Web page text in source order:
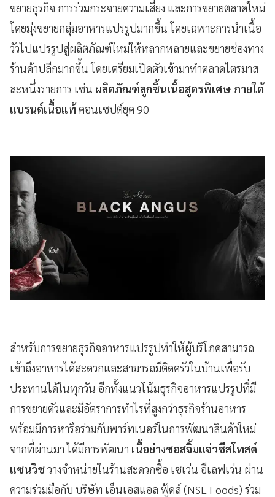
ขยายธุรกิจ การร่วมกระจายความเสี่ยง และการขยายตลาดใหม่
โดยมุ่งขยายกลุ่มอาหารแปรรูปมากขึ้น โดยเฉพาะการนำเนื้อ
วัวไปแปรรูปสู่ผลิตภัณฑ์ใหม่ให้หลากหลายและขยายช่องทาง
ร้านค้าปลีกมากขึ้น โดยเตรียมเปิดตัวเข้ามาทำตลาดไตรมาส
ละหนึ่งรายการ เช่น ผลิตภัณฑ์ลูกชิ้นเนื้อสูตรพิเศษ ภายใต้
แบรนด์เนื้อแท้คอนเซปต์ยุค 90
สำหรับการขยายธุรกิจอาหารแปรรูปทำให้ผู้บริโภคสามารถ
เข้าถึงอาหารได้สะดวกและสามารถมีติดครัวในบ้านเพื่อรับ
ประทานได้ในทุกวัน อีกทั้งแนวโน้มธุรกิจอาหารแปรรูปที่มี
การขยายตัวและมีอัตราการทำไรที่สูงกว่าธุรกิจร้านอาหาร
พร้อมมีการหารือร่วมกับพาร์ทเนอร์ในการพัฒนาสินค้าใหม่
จากที่ผ่านมา ได้มีการพัฒนา เนื้อย่างซอสจิ้มแจ่วชีสโทสต์
แซนวิชวางจำหน่ายในร้านสะดวกซื้อ เซเว่น อีเลฟเว่น ผ่าน
ความร่วมมือกับ บริษัท เอ็นเอสแอล ฟู้ดส์ (NSL Foods) ร่วม